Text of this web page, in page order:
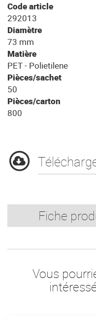
Code article
292013
Diamètre
73 mm
Matière
PET - Polietilene
Pièces/sachet
50
Pièces/carton
800
Fiche
Vous